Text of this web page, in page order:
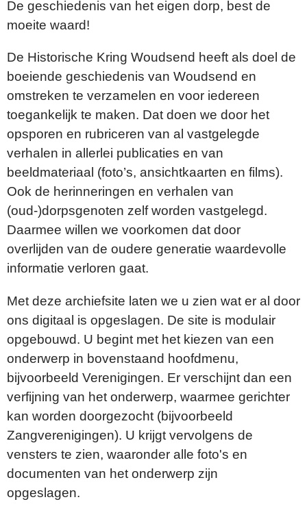
De geschiedenis van het eigen dorp, best de
moeite waard!
De Historische Kring Woudsend heeft als doel de
boeiende geschiedenis van Woudsend en
omstreken te verzamelen en voor iedereen
toegankelijk te maken. Dat doen we door het
opsporen en rubriceren van al vastgelegde
verhalen in allerlei publicaties en van
beeldmateriaal (foto’s, ansichtkaarten en films).
Ook de herinneringen en verhalen van
(oud-)dorpsgenoten zelf worden vastgelegd.
Daarmee willen we voorkomen dat door
overlijden van de oudere generatie waardevolle
informatie verloren gaat.
Met deze archiefsite laten we u zien wat er al door
ons digitaal is opgeslagen. De site is modulair
opgebouwd. U begint met het kiezen van een
onderwerp in bovenstaand hoofdmenu,
bijvoorbeeld Verenigingen. Er verschijnt dan een
verfijning van het onderwerp, waarmee gerichter
kan worden doorgezocht (bijvoorbeeld
Zangverenigingen). U krijgt vervolgens de
vensters te zien, waaronder alle foto's en
documenten van het onderwerp zijn
opgeslagen.